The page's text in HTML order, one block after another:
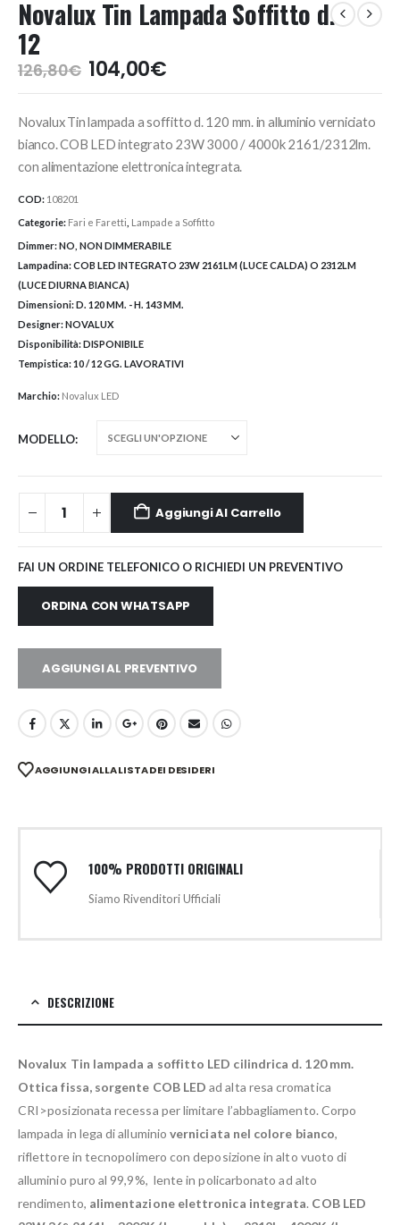
Novalux Tin Lampada Soffitto d.
12
126,80€ Il
prezzo
era:
126,80€.
104,00€Il
prezzo
è:
104,00€.
Novalux Tin lampada a soffitto d. 120 mm. in alluminio verniciato
bianco. COB LED integrato 23W 3000 / 4000k 2161/2312lm.
con alimentazione elettronica integrata.
COD: 108201
Categorie: Fari e Faretti Lampade a Soffitto
Dimmer:NO, NON DIMMERABILE
Lampadina:COB LED INTEGRATO 23W 2161LM (LUCE CALDA) O 2312LM
(LUCE DIURNA BIANCA)
Dimensioni:D. 120 MM. - H. 143 MM.
Designer:NOVALUX
Disponibilità:DISPONIBILE
Tempistica:10 / 12 GG. LAVORATIVI
Marchio: Novalux LED
MODELLO
Aggiungi Al Carrello
FAI UN ORDINE TELEFONICO O RICHIEDI UN PREVENTIVO
ORDINA CON WHATSAPP
AGGIUNGI AL PREVENTIVO
AGGIUNGI ALLA LISTA DEI DESIDERI
100% PRODOTTI ORIGINALI
Siamo Rivenditori Ufficiali
DESCRIZIONE
Novalux Tin lampada a soffitto LED cilindrica d. 120 mm.
Ottica fissa, sorgente COB LED ad alta resa cromatica
CRI>posizionata recessa per limitare l’abbagliamento. Corpo
lampada in lega di alluminio verniciata nel colore bianco,
riflettore in tecnopolimero con deposizione in alto vuoto di
alluminio puro al 99,9%, lente in policarbonato ad alto
rendimento, alimentazione elettronica integrata. COB LED